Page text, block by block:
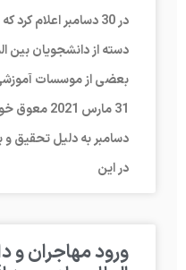
در 30 دسامبر اعلام
دسته از دانشجویان
دسامبر به دلیل تحقیق و
در این
ورود مهاجران و